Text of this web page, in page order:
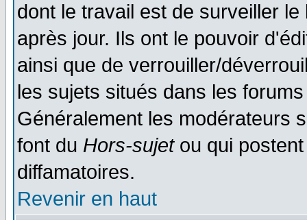
dont le travail est de surveiller
après jour. Ils ont le pouvoir
ainsi que de verrouiller/
les sujets situés dans les
Généralement les modérateurs
font du Hors-sujetou qui
diffamatoires.
Revenir en haut